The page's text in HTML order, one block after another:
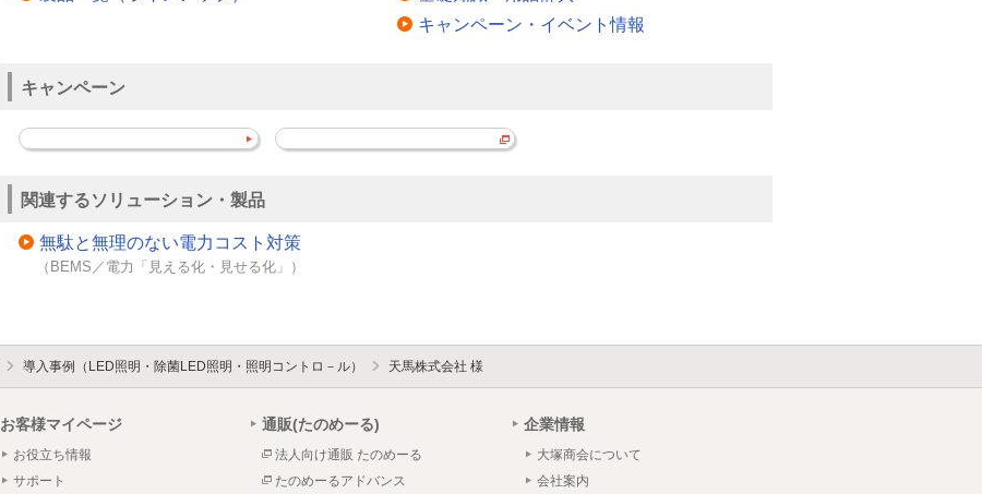
キャンペーン・イベント情報
キャンペーン
関連するソリューション・製品
無駄と無理のない電力コスト対策
（BEMS／電力「見える化・見せる化」）
導入事例（LED照明・除菌LED照明・照明コントロ－ル） 天馬株式会社 様
お客様マイページ
お役立ち情報
サポート
通販(たのめーる)
法人向け通販 たのめーる
たのめーるアドバンス
企業情報
大塚商会について
会社案内